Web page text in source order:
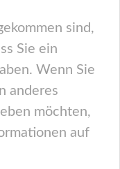
sind,
Sie ein
Wenn Sie
anderes
möchten,
auf